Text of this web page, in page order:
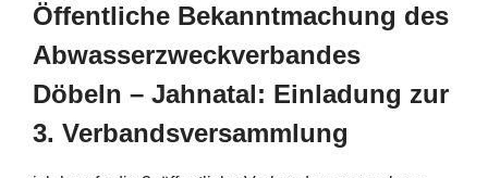
Öffentliche Bekanntmachung des
Abwasserzweckverbandes
Döbeln – Jahnatal: Einladung zur
3. Verbandsversammlung